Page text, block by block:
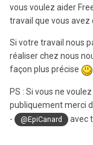
vous voulez aider
travail que vous avez
Si votre travail nous
réaliser chez nous
façon plus précise
PS : Si vous ne
publiquement merci
- @EpiCanard avec